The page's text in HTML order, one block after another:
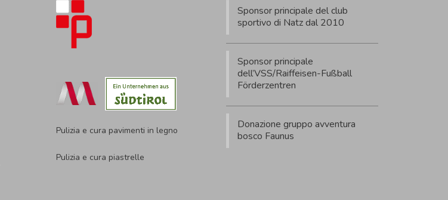
Pulizia e cura pavimenti in legno
Pulizia e cura piastrelle
Sponsor principale del club
sportivo di Natz dal 2010
Sponsor principale
dell’VSS/Raiffeisen-Fußball
Förderzentren
Donazione gruppo avventura
bosco Faunus